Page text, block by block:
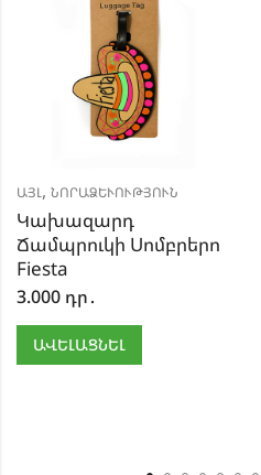
ԱՅԼ, ՆՈՐԱՁԵՒՈՒԹՅՈՒՆ
Կախազարդ
Ճամպրուկի Սոմբրերո
Fiesta
3.000 դր․
ԱՎԵԼԱՑՆԵԼ